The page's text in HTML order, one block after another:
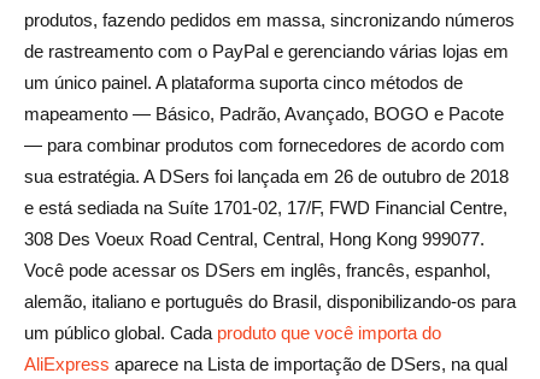
produtos, fazendo pedidos em massa, sincronizando números
de rastreamento com o PayPal e gerenciando várias lojas em
um único painel. A plataforma suporta cinco métodos de
mapeamento — Básico, Padrão, Avançado, BOGO e Pacote
— para combinar produtos com fornecedores de acordo com
sua estratégia. A DSers foi lançada em 26 de outubro de 2018
e está sediada na Suíte 1701-02, 17/F, FWD Financial Centre,
308 Des Voeux Road Central, Central, Hong Kong 999077.
Você pode acessar os DSers em inglês, francês, espanhol,
alemão, italiano e português do Brasil, disponibilizando-os para
um público global. Cada produto que você importa do
AliExpress aparece na Lista de importação de DSers, na qual